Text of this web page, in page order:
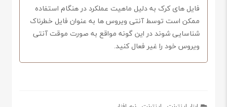
فایل های کرک به دلیل ماهیت عملکرد در هنگام استفاده
ممکن است توسط آنتی ویروس ها به عنوان فایل خطرناک
شناسایی شوند در این گونه مواقع به صورت موقت آنتی
ویروس خود را غیر فعال کنید.